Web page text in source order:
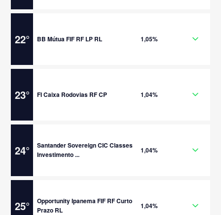
22° BB Mútua FIF RF LP RL 1,05%
23° FI Caixa Rodovias RF CP 1,04%
24°
Santander Sovereign CIC Classes
Investimento ...
1,04%
25°
Opportunity Ipanema FIF RF Curto
Prazo RL
1,04%